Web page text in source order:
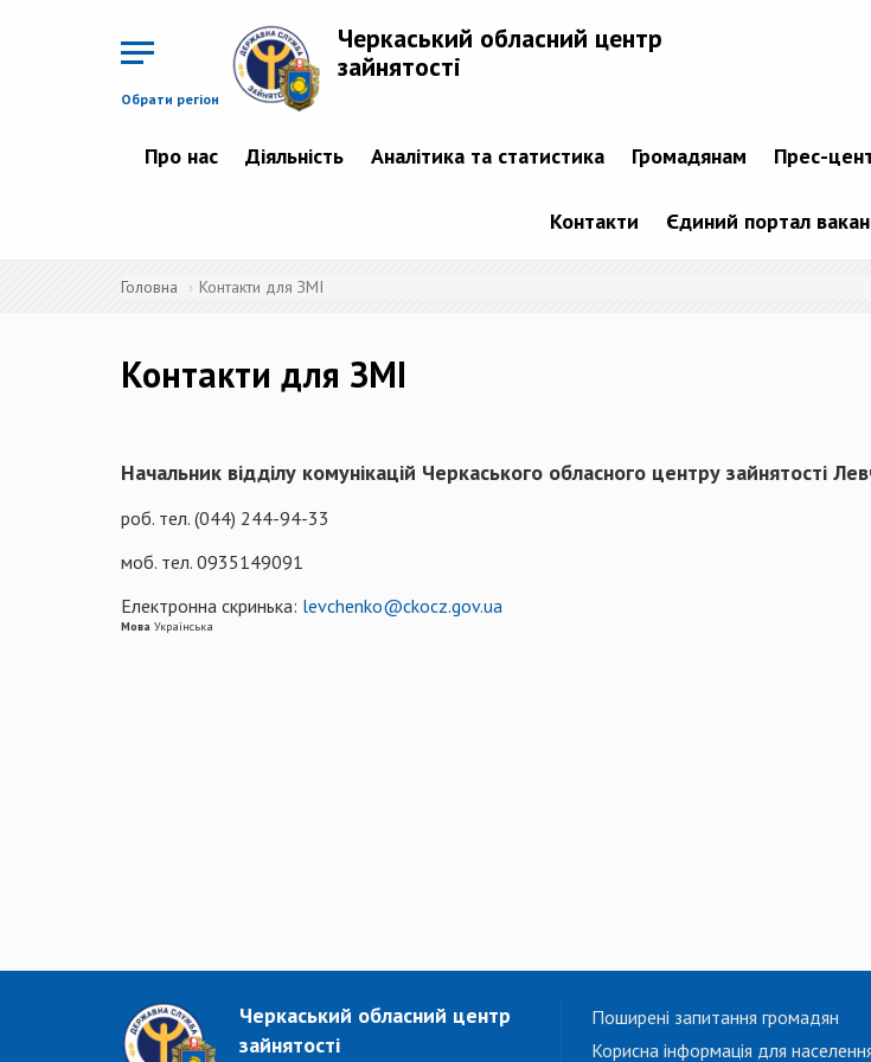
Обрати регіон
Черкаський обласний центр
зайнятості
Про нас Діяльність Аналітика та статистика Громадянам Прес-
Контакти Єдиний портал
Головна Контакти для ЗМІ
Контакти для ЗМІ
Начальник відділу комунікацій Черкаського обласного центру зайнятості
роб. тел. (044) 244-94-33
моб. тел. 0935149091
Електронна скринька: levchenko@ckocz.gov.ua
Мова Українська
Черкаський обласний центр
зайнятості
Поширені запитання громадян
Корисна інформація для